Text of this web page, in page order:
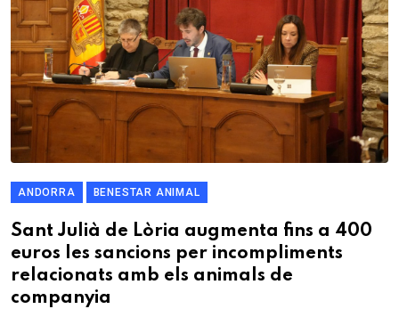
ANDORRA BENESTAR ANIMAL
Sant Julià de Lòria augmenta fins a 400
euros les sancions per incompliments
relacionats amb els animals de
companyia